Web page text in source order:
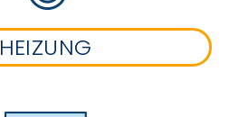
HEIZUNG